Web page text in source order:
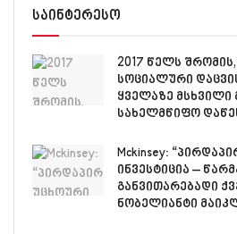
საინტერესო
2017 წელს
სოციალური
ყველაზე მსხვილი
სახელმწიფო
Mckinsey:
ინვესტიცია –
განვითარებადი
ნობელიანტი